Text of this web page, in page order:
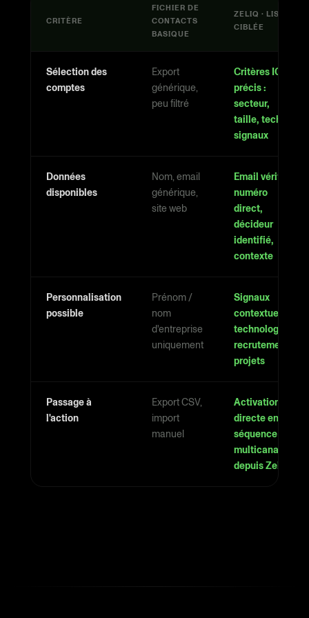
CRITÈRE
FICHIER DE
CONTACTS
BASIQUE
ZELIQ · LISTE
CIBLÉE
Sélection des
comptes
Export
générique,
peu filtré
Critères ICP
précis :
secteur,
taille, techno,
signaux
Données
disponibles
Nom, email
générique,
site web
Email vérifié,
numéro
direct,
décideur
identifié,
contexte
Personnalisation
possible
Prénom /
nom
d'entreprise
uniquement
Signaux
contextuels :
technologies,
recrutements,
projets
Passage à
l'action
Export CSV,
import
manuel
Activation
directe en
séquence
multicanale
depuis Zeliq